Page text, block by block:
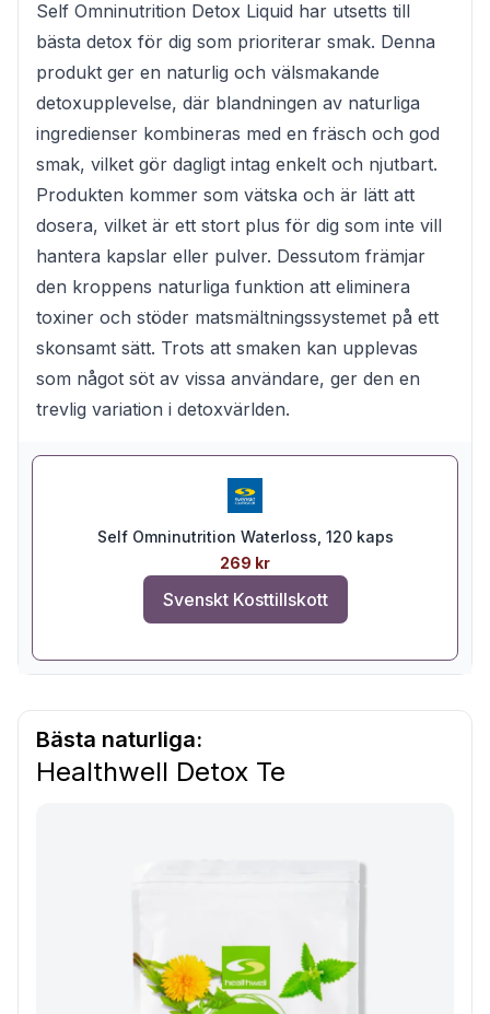
Self Omninutrition Detox Liquid har utsetts till
bästa detox för dig som prioriterar smak. Denna
produkt ger en naturlig och välsmakande
detoxupplevelse, där blandningen av naturliga
ingredienser kombineras med en fräsch och god
smak, vilket gör dagligt intag enkelt och njutbart.
Produkten kommer som vätska och är lätt att
dosera, vilket är ett stort plus för dig som inte vill
hantera kapslar eller pulver. Dessutom främjar
den kroppens naturliga funktion att eliminera
toxiner och stöder matsmältningssystemet på ett
skonsamt sätt. Trots att smaken kan upplevas
som något söt av vissa användare, ger den en
trevlig variation i detoxvärlden.
Self Omninutrition Waterloss, 120 kaps
269 kr
Svenskt Kosttillskott
Bästa naturliga:
Healthwell Detox Te